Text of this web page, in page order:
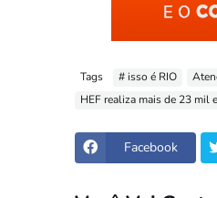
Tags # isso é RIO
HEF realiza mais de 23 mil
Facebook